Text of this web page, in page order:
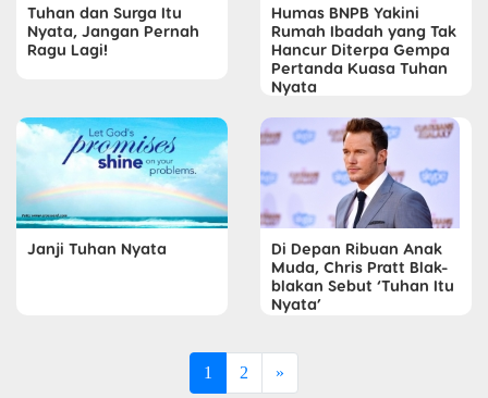
Tuhan dan Surga Itu
Nyata, Jangan Pernah
Ragu Lagi!
Humas BNPB Yakini
Rumah Ibadah yang Tak
Hancur Diterpa Gempa
Pertanda Kuasa Tuhan
Nyata
Janji Tuhan Nyata
Di Depan Ribuan Anak
Muda, Chris Pratt Blak-
blakan Sebut ‘Tuhan Itu
Nyata’
1 2 »